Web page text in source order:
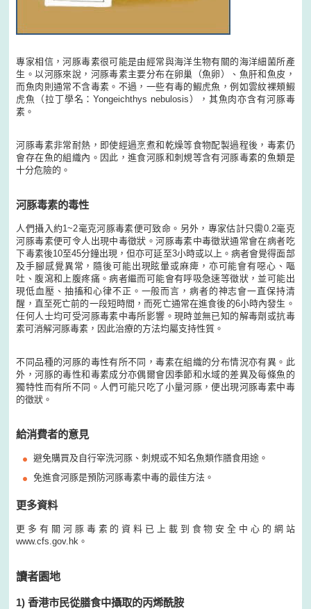
專家相信，河豚毒素很可能是由經常與海洋生物有關的海洋細菌所產
生。以河豚來說，河豚毒素主要分布在卵巢（魚卵）、魚肝和魚皮，
而魚肉則通常不含毒素。不過，一些有毒的鰕虎魚，例如雲紋裸頰鰕
虎魚（拉丁學名：Yongeichthys nebulosis），其魚肉亦含有河豚毒
素。
河豚毒素非常耐熱，即使經過烹煮和乾燥等食物配製過程後，毒素仍
會存在魚的組織內。因此，進食河豚和刺規等含有河豚毒素的魚類是
十分危險的。
河豚毒素的毒性
人們攝入約1~2毫克河豚毒素便可致命。另外，專家估計只需0.2毫克
河豚毒素便可令人出現中毒徵狀。河豚毒素中毒徵狀通常會在病者吃
下毒素後10至45分鐘出現，但亦可延至3小時或以上。病者會覺得面部
及手腳感覺異常，隨後可能出現眩暈或麻痺，亦可能會有噁心、嘔
吐、腹瀉和上腹疼痛。病者繼而可能會有呼吸急速等徵狀，並可能出
現低血壓、抽搐和心律不正。一般而言，病者的神志會一直保持清
醒，直至死亡前的一段短時間，而死亡通常在進食後的6小時內發生。
任何人士均可受河豚毒素中毒所影響。現時並無已知的解毒劑或抗毒
素可消解河豚毒素，因此治療的方法均屬支持性質。
不同品種的河豚的毒性有所不同，毒素在組織的分布情況亦有異。此
外，河豚的毒性和毒素成分亦偶爾會因季節和水域的差異及每條魚的
獨特性而有所不同。人們可能只吃了小量河豚，便出現河豚毒素中毒
的徵狀。
給消費者的意見
避免購買及自行宰洗河豚、刺規或不知名魚類作膳食用途。
免進食河豚是預防河豚毒素中毒的最佳方法。
更多資料
更多有關河豚毒素的資料已上載到食物安全中心的網站
www.cfs.gov.hk。
讀者園地
1) 香港市民從膳食中攝取的丙烯酰胺